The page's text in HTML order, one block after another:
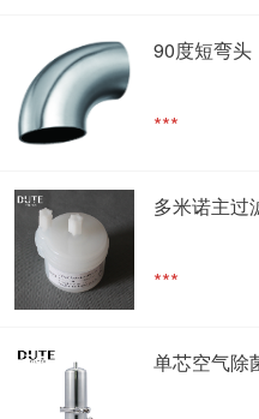
90度短弯头
***
多米诺主过
***
单芯空气除